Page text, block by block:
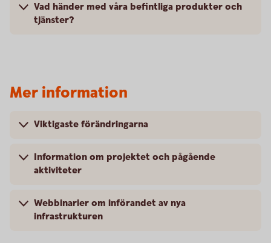
Vad händer med våra befintliga produkter och
tjänster?
Mer information
Viktigaste förändringarna
Information om projektet och pågående
aktiviteter
Webbinarier om införandet av nya
infrastrukturen